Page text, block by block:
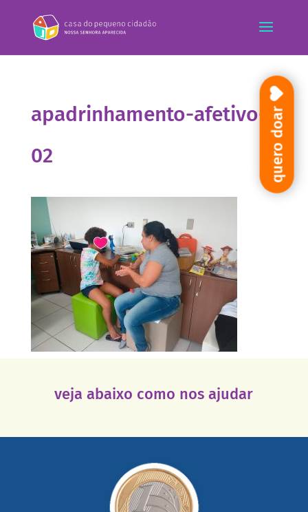
apadrinhamento-afetivo-
02
veja abaixo como nos ajudar
saiba mais
quero doar